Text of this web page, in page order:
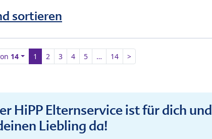
sortieren
14 1 2 3 4 5 … 14 >
HiPP Elternservice ist für dich und
Liebling da!